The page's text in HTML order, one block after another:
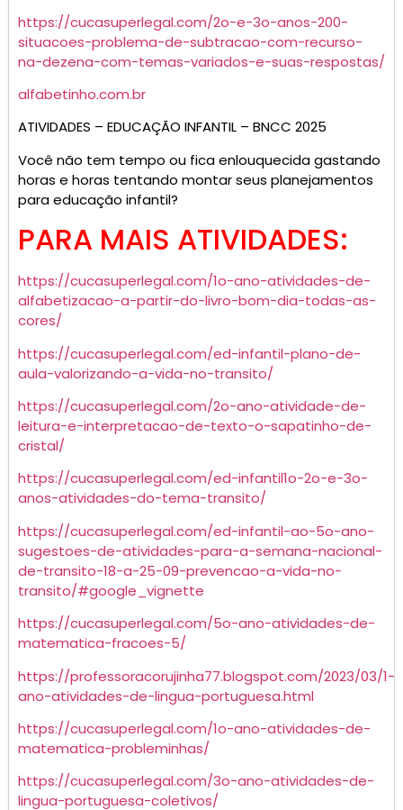
https://cucasuperlegal.com/2o-e-3o-anos-200-
situacoes-problema-de-subtracao-com-recurso-
na-dezena-com-temas-variados-e-suas-respostas/
alfabetinho.com.br
ATIVIDADES – EDUCAÇÃO INFANTIL – BNCC 2025
Você não tem tempo ou fica enlouquecida gastando
horas e horas tentando montar seus planejamentos
para educação infantil?
PARA MAIS ATIVIDADES:
https://cucasuperlegal.com/1o-ano-atividades-de-
alfabetizacao-a-partir-do-livro-bom-dia-todas-as-
cores/
https://cucasuperlegal.com/ed-infantil-plano-de-
aula-valorizando-a-vida-no-transito/
https://cucasuperlegal.com/2o-ano-atividade-de-
leitura-e-interpretacao-de-texto-o-sapatinho-de-
cristal/
https://cucasuperlegal.com/ed-infantil1o-2o-e-3o-
anos-atividades-do-tema-transito/
https://cucasuperlegal.com/ed-infantil-ao-5o-ano-
sugestoes-de-atividades-para-a-semana-nacional-
de-transito-18-a-25-09-prevencao-a-vida-no-
transito/#google_vignette
https://cucasuperlegal.com/5o-ano-atividades-de-
matematica-fracoes-5/
https://professoracorujinha77.blogspot.com/2023/03/1-
ano-atividades-de-lingua-portuguesa.html
https://cucasuperlegal.com/1o-ano-atividades-de-
matematica-probleminhas/
https://cucasuperlegal.com/3o-ano-atividades-de-
lingua-portuguesa-coletivos/